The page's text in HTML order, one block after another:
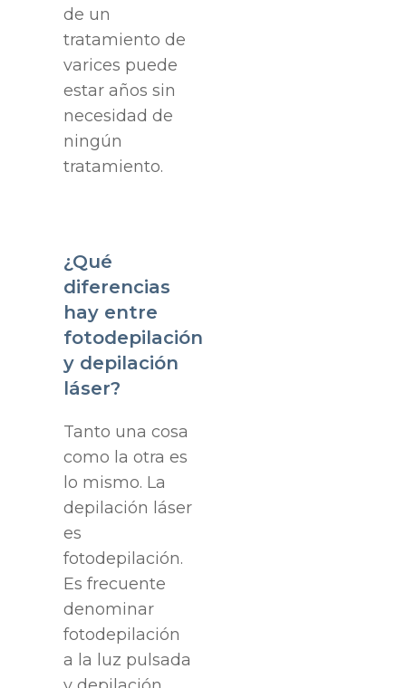
de un
tratamiento de
varices puede
estar años sin
necesidad de
ningún
tratamiento.
¿Qué
diferencias
hay entre
fotodepilación
y depilación
láser?
Tanto una cosa
como la otra es
lo mismo. La
depilación láser
es
fotodepilación.
Es frecuente
denominar
fotodepilación
a la luz pulsada